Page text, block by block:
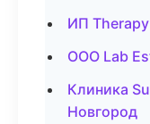
ИП
ООО Lab
Клиника
Новгород